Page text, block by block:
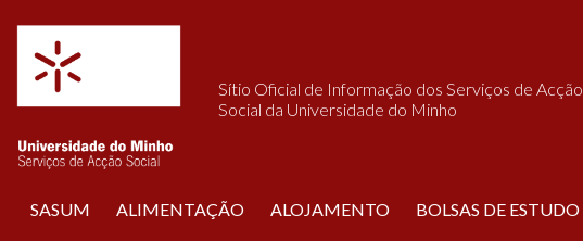
Sítio Oficial de Informação dos Serviços de Acção
Social da Universidade do Minho
SASUM ALIMENTAÇÃO ALOJAMENTO BOLSAS DE ESTUDO